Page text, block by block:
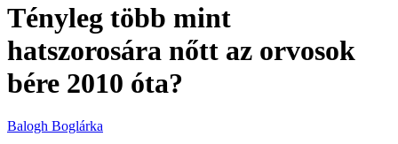
Tényleg több mint
hatszorosára nőtt az orvosok
bére 2010 óta?
Balogh Boglárka